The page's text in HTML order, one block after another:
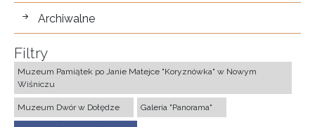
Archiwalne
Filtry
Muzeum Pamiątek po Janie Matejce "Koryznówka" w Nowym
Wiśniczu
Muzeum Dwór w Dołędze Galeria "Panorama"